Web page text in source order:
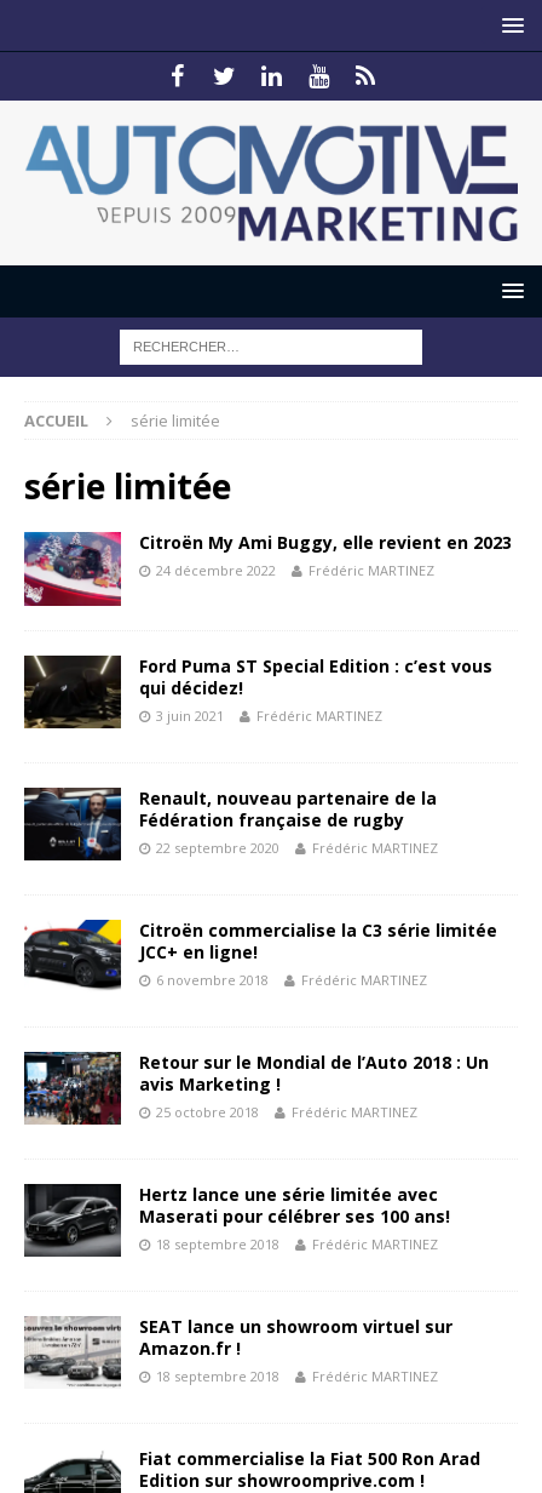
ACCUEIL série limitée
série limitée
Citroën My Ami Buggy, elle revient en 2023
24 décembre 2022 Frédéric MARTINEZ
Ford Puma ST Special Edition : c’est vous
qui décidez!
3 juin 2021 Frédéric MARTINEZ
Renault, nouveau partenaire de la
Fédération française de rugby
22 septembre 2020 Frédéric MARTINEZ
Citroën commercialise la C3 série limitée
JCC+ en ligne!
6 novembre 2018 Frédéric MARTINEZ
Retour sur le Mondial de l’Auto 2018 : Un
avis Marketing !
25 octobre 2018 Frédéric MARTINEZ
Hertz lance une série limitée avec
Maserati pour célébrer ses 100 ans!
18 septembre 2018 Frédéric MARTINEZ
SEAT lance un showroom virtuel sur
Amazon.fr !
18 septembre 2018 Frédéric MARTINEZ
Fiat commercialise la Fiat 500 Ron Arad
Edition sur showroomprive.com !